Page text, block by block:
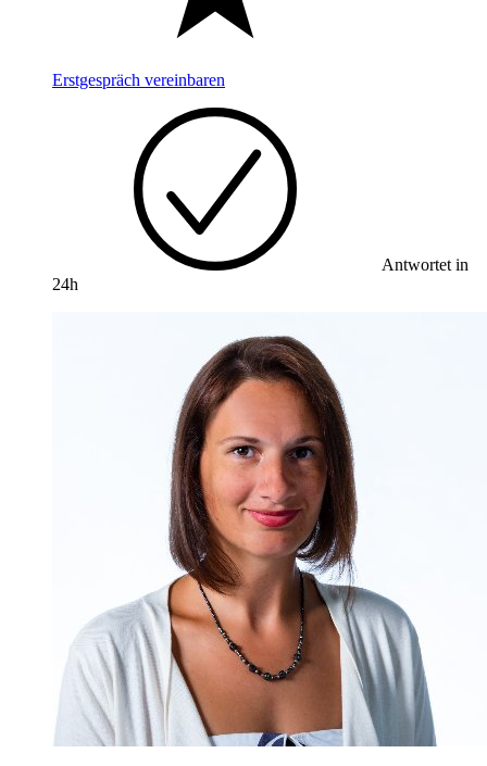
Erstgespräch vereinbaren
Antwortet in
24h